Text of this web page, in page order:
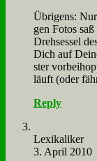
Üb­ri­gens:
gen Fo­tos
Dreh­ses­sel
Dich auf
ster
läuft (oder
Reply
Le­xi­ka­li­ker
3. April 2010